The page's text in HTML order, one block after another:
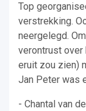
Top
verstrekking.
neergelegd.
verontrust over
eruit zou zien)
Jan Peter was
- Chantal van